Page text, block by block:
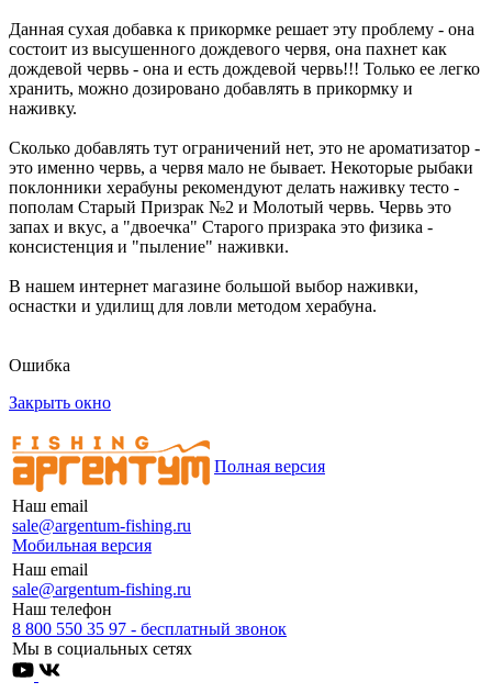
Данная сухая добавка к прикормке решает эту проблему - она
состоит из высушенного дождевого червя, она пахнет как
дождевой червь - она и есть дождевой червь!!! Только ее легко
хранить, можно дозировано добавлять в прикормку и
наживку.
Сколько добавлять тут ограничений нет, это не ароматизатор -
это именно червь, а червя мало не бывает. Некоторые рыбаки
поклонники херабуны рекомендуют делать наживку тесто -
пополам Старый Призрак №2 и Молотый червь. Червь это
запах и вкус, а "двоечка" Старого призрака это физика -
консистенция и "пыление" наживки.
В нашем интернет магазине большой выбор наживки,
оснастки и удилищ для ловли методом херабуна.
Ошибка
Закрыть окно
Наш email
sale@argentum-fishing.ru
Мобильная версия
Полная версия
Наш email
sale@argentum-fishing.ru
Наш телефон
8 800 550 35 97 - бесплатный звонок
Мы в социальных сетях